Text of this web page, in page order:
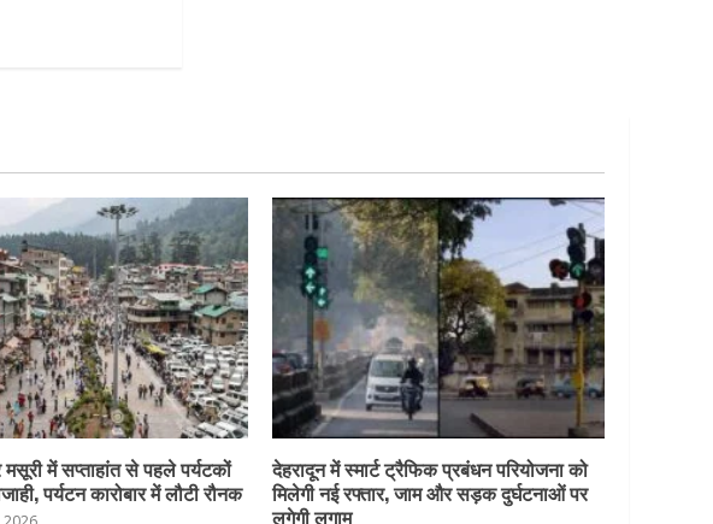
में सप्ताहांत से पहले पर्यटकों
पर्यटन कारोबार में लौटी रौनक
देहरादून में स्मार्ट ट्रैफिक प्रबंधन परियोजना को
मिलेगी नई रफ्तार, जाम और सड़क दुर्घटनाओं पर
लगेगी लगाम